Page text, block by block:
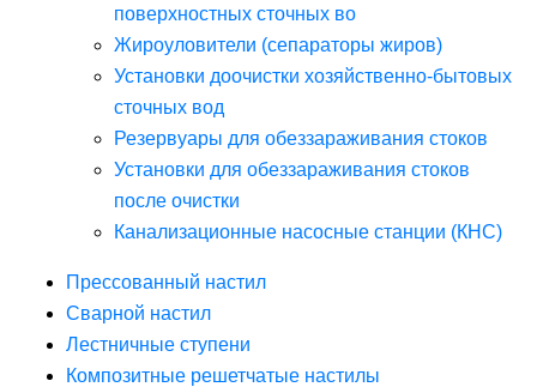
поверхностных сточных во
Жироуловители (сепараторы жиров)
Установки доочистки хозяйственно-бытовых
сточных вод
Резервуары для обеззараживания стоков
Установки для обеззараживания стоков
после очистки
Канализационные насосные станции (КНС)
Прессованный настил
Сварной настил
Лестничные ступени
Композитные решетчатые настилы